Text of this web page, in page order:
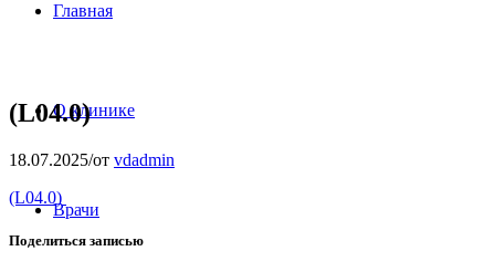
Главная
О клинике
Врачи
(L04.0)
18.07.2025/от vdadmin
(L04.0)
Поделиться записью